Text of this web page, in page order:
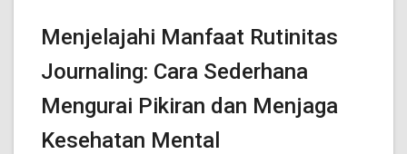
Menjelajahi Manfaat Rutinitas
Journaling: Cara Sederhana
Mengurai Pikiran dan Menjaga
Kesehatan Mental